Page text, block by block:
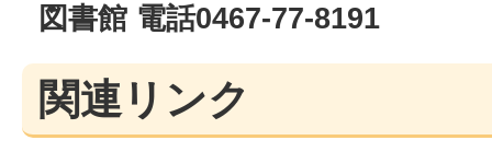
図書館 電話0467-77-8191
関連リンク